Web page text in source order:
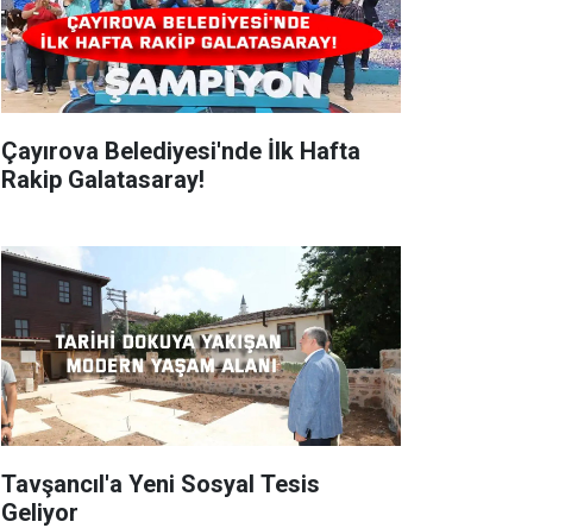
Çayırova Belediyesi'nde İlk Hafta
Rakip Galatasaray!
Tavşancıl'a Yeni Sosyal Tesis
Geliyor